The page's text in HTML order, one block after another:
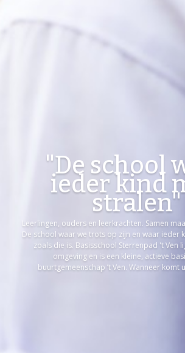
​"De school
ieder kind
stralen"
Leerlingen, ouders en leerkrachten. Samen
De school waar we trots op zijn en waar ieder
zoals die is. Basisschool Sterrenpad 't Ven
omgeving en is een kleine, actieve
buurtgemeenschap ’t Ven. Wanneer komt